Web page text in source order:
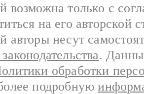
возможна только с
на его авторской
авторы несут
.
обработки
подробную